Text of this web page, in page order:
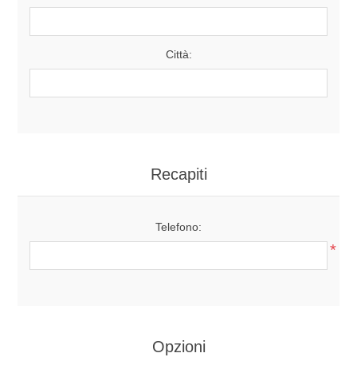
Città:
Recapiti
Telefono:
*
Opzioni